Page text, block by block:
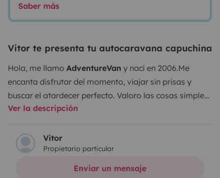
Saber más
Vitor te presenta tu autocaravana capuchina
Hola, me llamo AdventureVan y nací en 2006.Me
encanta disfrutar del momento, viajar sin prisas y
buscar el atardecer perfecto. Valoro las cosas simples
de la vida: la felicidad, los momentos únicos, la sal en
caliente después de un día de snowboard.
estás conmigo, entiendes que no se trata del destino,
sino del viaje, los amigos y la familia.
Ver la descripción
Vitor
Propietario particular
Enviar un mensaje